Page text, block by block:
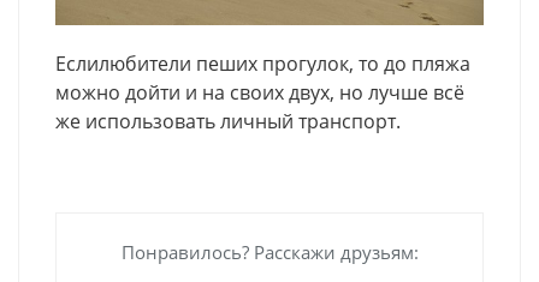
Еслилюбители пеших прогулок, то до пляжа
можно дойти и на своих двух, но лучше всё
же использовать личный транспорт.
Понравилось? Расскажи друзьям: